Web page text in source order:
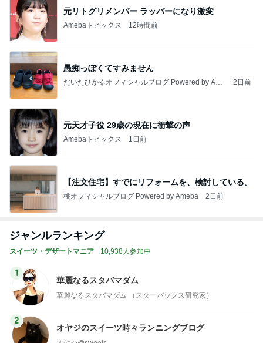
元リトグリメンバー ラッパーになり激変
Amebaトピックス 12時間前
愚痴っぽくてすみません
だいたひかるオフィシャルブログ Powered by Ame
2日前
元天才子役 29歳の現在に衝撃の声
Amebaトピックス 1日前
【注文住宅】すでにリフォームを、検討している。
桃オフィシャルブログ Powered by Ameba 2日前
ジャンルランキング
スイーツ・デザートマニア 10,938人参加中
1
華麗なるスタバマダム
華麗なるスタバマダム （スターバックス研究家）
2
オヤジのスイーツ時々ランニングブログ